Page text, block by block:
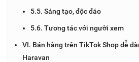
5.5. Sáng tạo, độc đáo
5.6. Tương tác với người xem
VI. Bán hàng trên TikTok Shop dễ
Haravan